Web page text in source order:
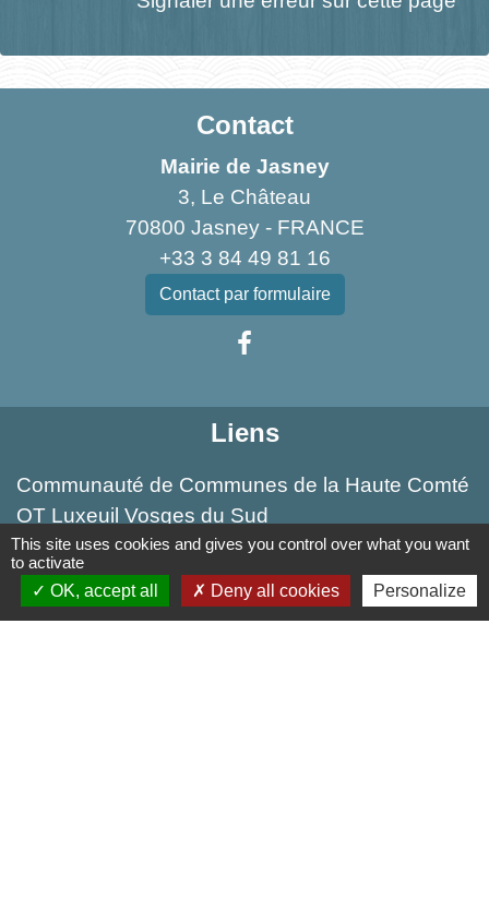
Contact
Mairie de Jasney
3, Le Château
70800 Jasney - FRANCE
+33 3 84 49 81 16
Contact par formulaire
Liens
Communauté de Communes de la Haute Comté
OT Luxeuil Vosges du Sud
Association pour le Développement du Pays
des 3 Provinces
Découvrir Anjeux
This site uses cookies and gives you control over what you want
to activate
OK, accept all
Deny all cookies Personalize